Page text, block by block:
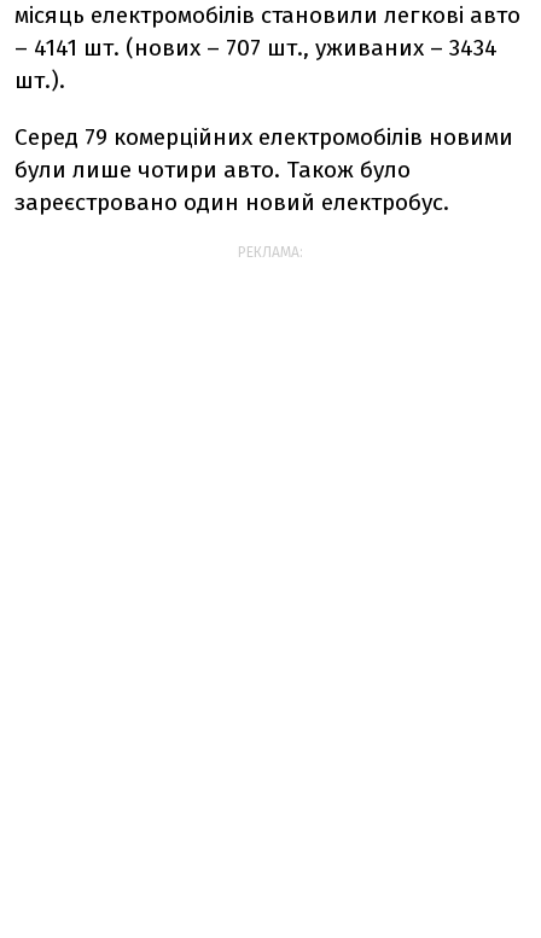
місяць електромобілів становили легкові авто
– 4141 шт. (нових – 707 шт., уживаних – 3434
шт.).
Серед 79 комерційних електромобілів новими
були лише чотири авто. Також було
зареєстровано один новий електробус.
РЕКЛАМА: